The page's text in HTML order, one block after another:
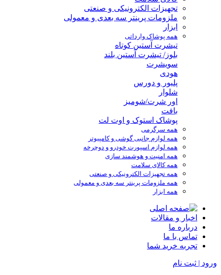
تجهیزات الکترونیکی و صنعتی
ملزومات پرینتر سه بعدی و معمولی
ابزار
همه پوشاک وارداتی
تیشرت آستین کوتاه
بلوز/ تیشرت آستین بلند
سویشرت
هودی
پلیور و دورس
شلوار
اور شرت/شومیز
بافت
پوشاک استوک و اوت لت
همه سرگرمی
همه لوازم جانبی گوشی و کامپیوتر
همه لوازم اسپورت خودرو و دوچرخه
همه امنیت و هوشمند سازی
همه کالای سلامت
همه تجهیزات الکترونیکی و صنعتی
همه ملزومات پرینتر سه بعدی و معمولی
همه ابزار
اخبار و مقالات
درباره ما
تماس با ما
تجربه خرید شما
ورود | ثبت نام